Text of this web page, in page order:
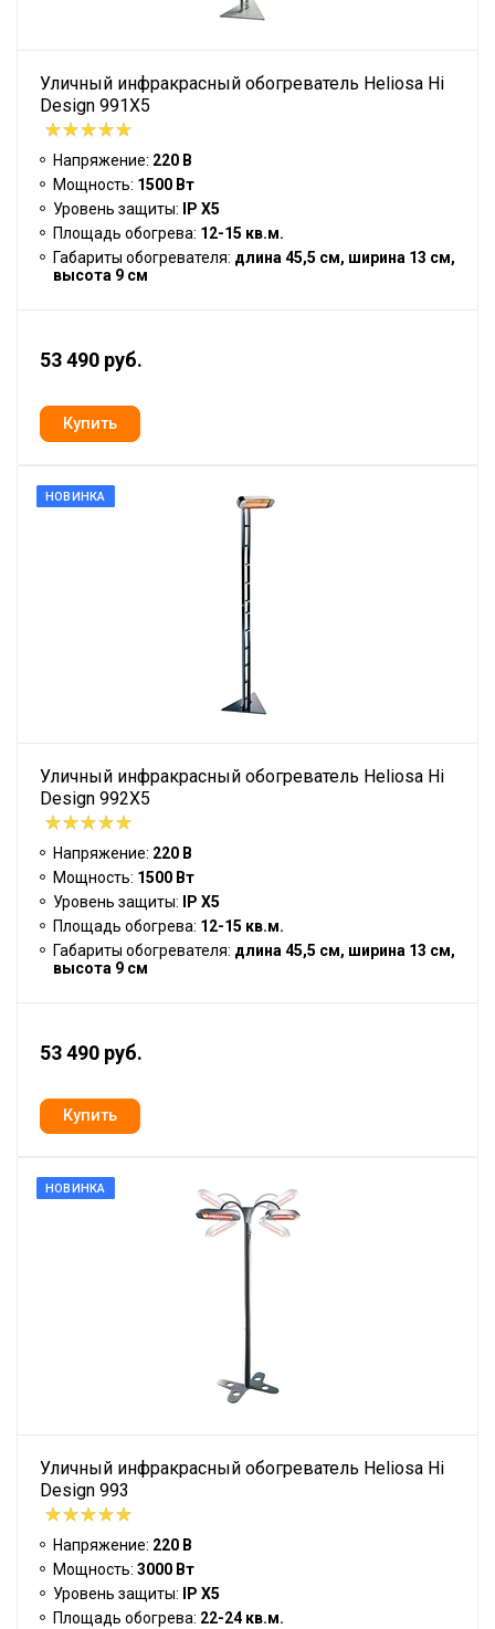
Уличный инфракрасный обогреватель Heliosa Hi
Design 991X5
Напряжение: 220 В
Мощность: 1500 Вт
Уровень защиты:
IP Х5
Площадь обогрева: 12-15 кв.м.
Габариты обогревателя: длина 45,5 см, ширина 13 см,
высота 9 см
53 490 руб.
НОВИНКА
Уличный инфракрасный обогреватель Heliosa Hi
Design 992X5
Напряжение: 220 В
Мощность: 1500 Вт
Уровень защиты:
IP Х5
Площадь обогрева: 12-15 кв.м.
Габариты обогревателя: длина 45,5 см, ширина 13 см,
высота 9 см
53 490 руб.
НОВИНКА
Уличный инфракрасный обогреватель Heliosa Hi
Design 993
Напряжение: 220 В
Мощность: 3000 Вт
Уровень защиты:
IP Х5
Площадь обогрева: 22-24 кв.м.